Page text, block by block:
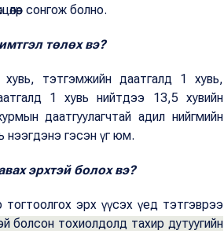
сонгож болно.
төлөх вэ?
тэтгэмжийн даатгалд 1 хувь,
1 хувь нийтдээ 13,5 хувийн
даатгуулагчтай адил нийгмийн
нээгдэнэ гэсэн үг юм.
эрхтэй болох вэ?
тогтоолгох эрх үүсэх үед тэтгэврээ
болсон тохиолдолд тахир дутуугийн